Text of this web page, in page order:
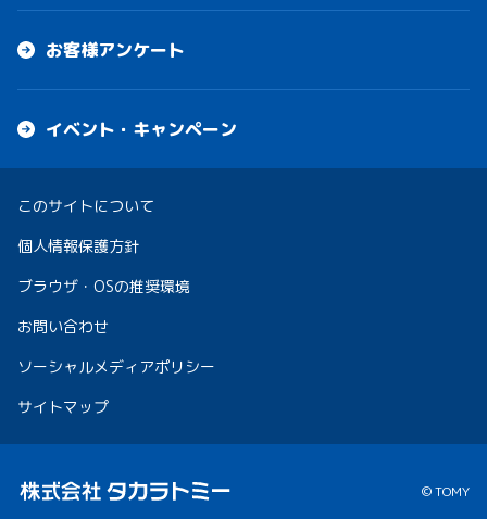
お客様アンケート
イベント・キャンペーン
このサイトについて
個人情報保護方針
ブラウザ・OSの推奨環境
お問い合わせ
ソーシャルメディアポリシー
サイトマップ
© TOMY